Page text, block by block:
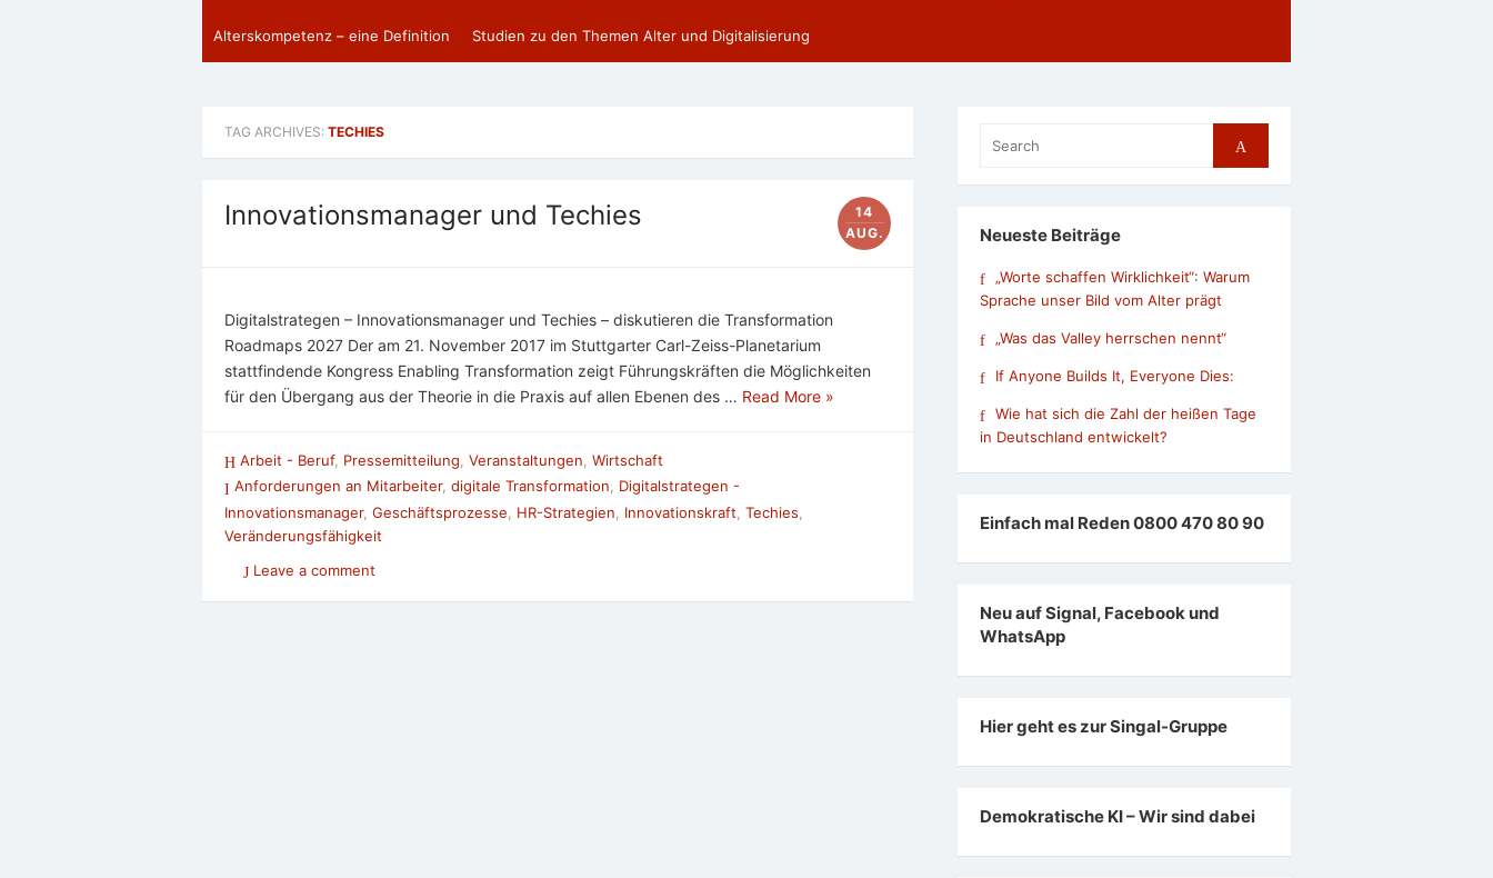
Alterskompetenz – eine Definition Studien zu den Themen Alter und Digitalisierung
TAG ARCHIVES: TECHIES
Innovationsmanager und Techies
14
AUG.
Digitalstrategen – Innovationsmanager und Techies – diskutieren die Transformation
Roadmaps 2027 Der am 21. November 2017 im Stuttgarter Carl-Zeiss-Planetarium
stattfindende Kongress Enabling Transformation zeigt Führungskräften die Möglichkeiten
für den Übergang aus der Theorie in die Praxis auf allen Ebenen des … Read More »
Arbeit - Beruf, Pressemitteilung Veranstaltungen Wirtschaft
Anforderungen an Mitarbeiter, digitale Transformation, Digitalstrategen -
Innovationsmanager, Geschäftsprozesse HR-Strategien Innovationskraft Techies
Veränderungsfähigkeit
Leave a comment
for:
Search
Neueste Beiträge
„Worte schaffen Wirklichkeit“: Warum
Sprache unser Bild vom Alter prägt
„Was das Valley herrschen nennt“
If Anyone Builds It, Everyone Dies:
Wie hat sich die Zahl der heißen Tage
in Deutschland entwickelt?
Einfach mal Reden 0800 470 80 90
Neu auf Signal, Facebook und
WhatsApp
Hier geht es zur Singal-Gruppe
Demokratische KI – Wir sind dabei